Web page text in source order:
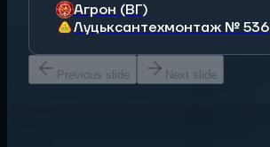
Агрон (ВГ)
Луцьксантехмонтаж № 536
Previous slide Next slide